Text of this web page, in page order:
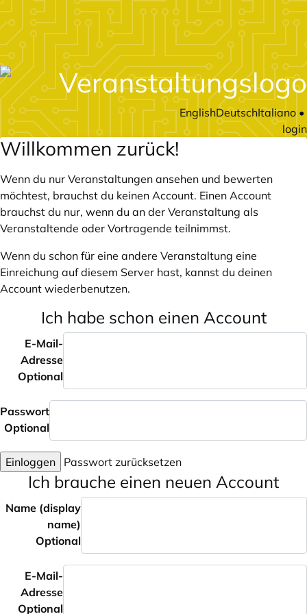
EnglishDeutschItaliano •
login
Willkommen zurück!
Wenn du nur Veranstaltungen ansehen und bewerten
möchtest, brauchst du keinen Account. Einen Account
brauchst du nur, wenn du an der Veranstaltung als
Veranstaltende oder Vortragende teilnimmst.
Wenn du schon für eine andere Veranstaltung eine
Einreichung auf diesem Server hast, kannst du deinen
Account wiederbenutzen.
Ich habe schon einen Account
E-Mail-
Adresse
Optional
Passwort
Optional
Einloggen Passwort zurücksetzen
Ich brauche einen neuen Account
Name (display
name)
Optional
E-Mail-
Adresse
Optional